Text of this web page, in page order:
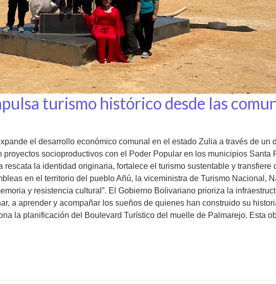
turismo histórico desde las
el desarrollo económico comunal en el estado Zulia a través de
socioproductivos con el Poder Popular en los municipios
rescata la identidad originaria, fortalece el turismo sustentable y
en el territorio del pueblo Añú, la viceministra de Turismo Nacional,
y resistencia cultural”. El Gobierno Bolivariano prioriza la
a aprender y acompañar los sueños de quienes han construido su
la planificación del Boulevard Turístico del muelle de Palmarejo. Esta